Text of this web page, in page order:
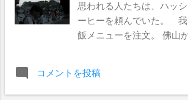
思われる人たちは、ハッ
ーヒーを頼んでいた。
飯メニューを注文。 佛山
停車駅となっているため
グが重要。 でここで問
コメントを投稿